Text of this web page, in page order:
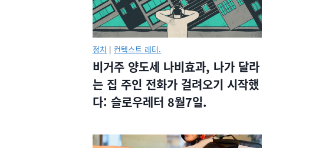
정치 | 컨텍스트 레터.
비거주 양도세 나비효과, 나가 달라
는 집 주인 전화가 걸려오기 시작했
다: 슬로우레터 8월7일.